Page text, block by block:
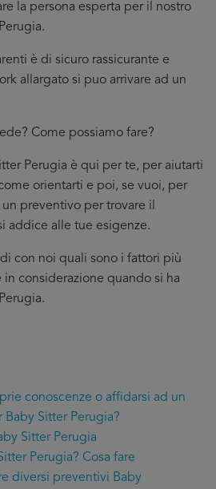
la persona esperta per il nostro
è di sicuro rassicurante e
allargato si puo arrivare ad un
Come possiamo fare?
Perugia è qui per te, per aiutarti
orientarti e poi, se vuoi, per
preventivo per trovare il
addice alle tue esigenze.
con noi quali sono i fattori più
considerazione quando si ha
conoscenze o affidarsi ad un
Baby Sitter Perugia?
Sitter Perugia
Perugia? Cosa fare
diversi preventivi Baby